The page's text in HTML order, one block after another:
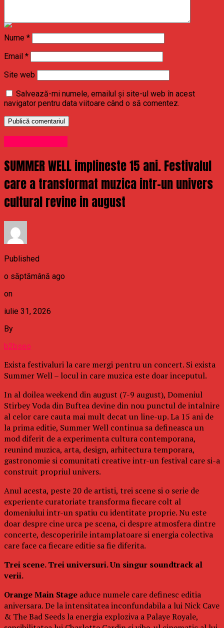
Nume *
Email *
Site web
Salvează-mi numele, emailul și site-ul web în acest
navigator pentru data viitoare când o să comentez.
SUMMER WELL implineste 15 ani. Festivalul
care a transformat muzica intr-un univers
cultural revine in august
Published
o săptămână ago
on
iulie 31, 2026
By
b2bseo
Exista festivaluri la care mergi pentru un concert. Si exista
Summer Well – locul in care muzica este doar inceputul.
In al doilea weekend din august (7-9 august), Domeniul
Stirbey Voda din Buftea devine din nou punctul de intalnire
al celor care cauta mai mult decat un line-up. La 15 ani de
la prima editie, Summer Well continua sa defineasca un
mod diferit de a experimenta cultura contemporana,
reunind muzica, arta, design, arhitectura temporara,
gastronomie si comunitati creative intr-un festival care si-a
construit propriul univers.
Anul acesta, peste 20 de artisti, trei scene si o serie de
experiente curatoriate transforma fiecare colt al
domeniului intr-un spatiu cu identitate proprie. Nu este
doar despre cine urca pe scena, ci despre atmosfera dintre
concerte, descoperirile intamplatoare si energia colectiva
care face ca fiecare editie sa fie diferita.
Trei scene. Trei universuri. Un singur soundtrack al
verii.
Orange Main Stage aduce numele care definesc editia
aniversara. De la intensitatea inconfundabila a lui Nick Cave
& The Bad Seeds la energia exploziva a Palaye Royale,